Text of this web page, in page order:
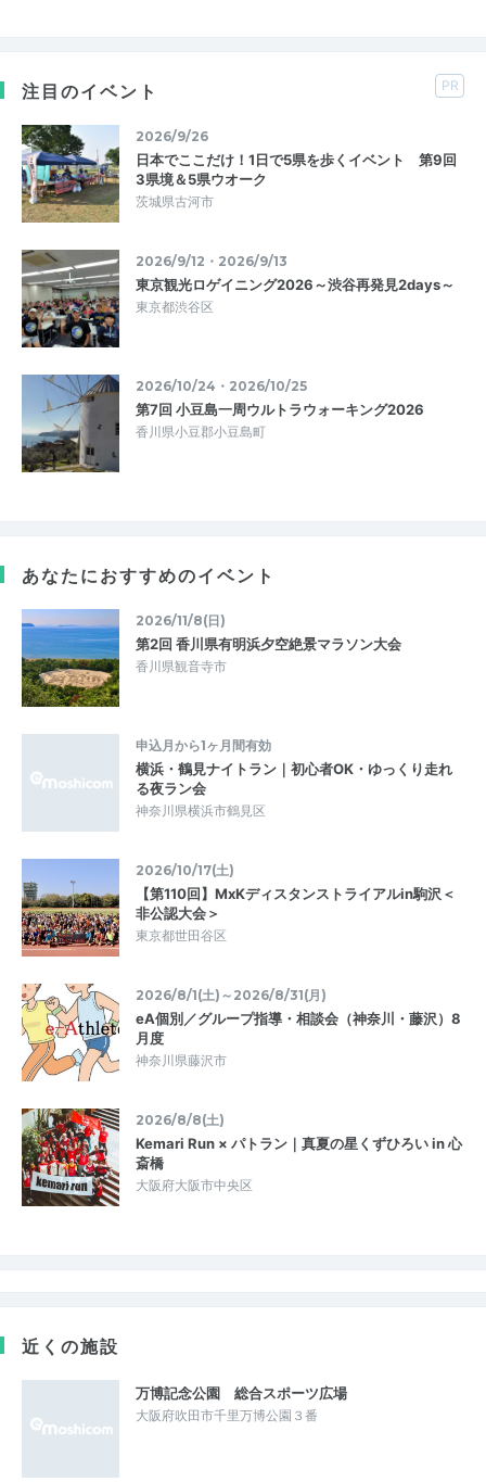
注目のイベント PR
2026/9/26
日本でここだけ！1日で5県を歩くイベント 第9回
3県境＆5県ウオーク
茨城県古河市
2026/9/12・2026/9/13
東京観光ロゲイニング2026～渋谷再発見2days～
東京都渋谷区
2026/10/24・2026/10/25
第7回 小豆島一周ウルトラウォーキング2026
香川県小豆郡小豆島町
あなたにおすすめのイベント
2026/11/8(日)
第2回 香川県有明浜夕空絶景マラソン大会
香川県観音寺市
申込月から1ヶ月間有効
横浜・鶴見ナイトラン｜初心者OK・ゆっくり走れ
る夜ラン会
神奈川県横浜市鶴見区
2026/10/17(土)
【第110回】MxKディスタンストライアルin駒沢＜
非公認大会＞
東京都世田谷区
2026/8/1(土)～2026/8/31(月)
eA個別／グループ指導・相談会（神奈川・藤沢）8
月度
神奈川県藤沢市
2026/8/8(土)
Kemari Run × パトラン｜真夏の星くずひろい in 心
斎橋
大阪府大阪市中央区
近くの施設
万博記念公園 総合スポーツ広場
大阪府吹田市千里万博公園３番